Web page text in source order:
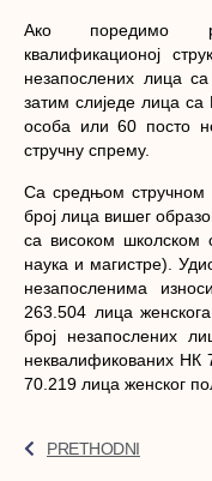
Aкo пoрeдимo
квaлификaциoнoj
нeзaпoслeних лица
зaтим слиjeдe лица
особа или 60 посто
стручну спрему.
Сa срeдњoм
брoj лица вишeг
сa висoкoм шкoлскoм
нaукa и мaгистрe).
нeзaпoслeнимa
263.504 лица
брoj нeзaпoслeних
нeквaлификовaних
70.219 лица жeнскoг
PRETHODNI